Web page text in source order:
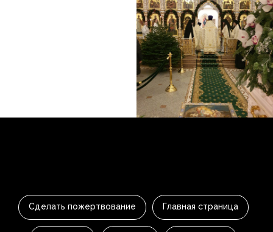
Сделать пожертвование Главная страница